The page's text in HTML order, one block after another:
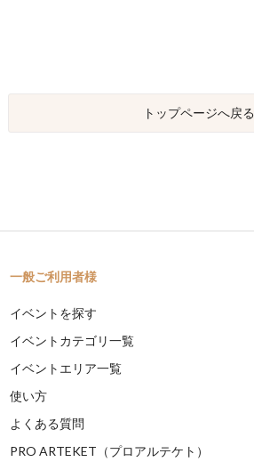
トップページへ戻る
一般ご利用者様
イベントを探す
イベントカテゴリ一覧
イベントエリア一覧
使い方
よくある質問
PRO ARTEKET（プロアルテケト）